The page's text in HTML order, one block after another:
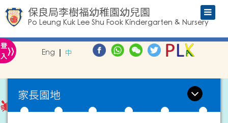
保良局李樹福幼稚園幼兒園
Po Leung Kuk Lee Shu Fook Kindergarten & Nursery
登
入» Eng 中
家長園地